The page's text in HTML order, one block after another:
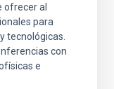
ofrecer al
para
tecnológicas.
con
e